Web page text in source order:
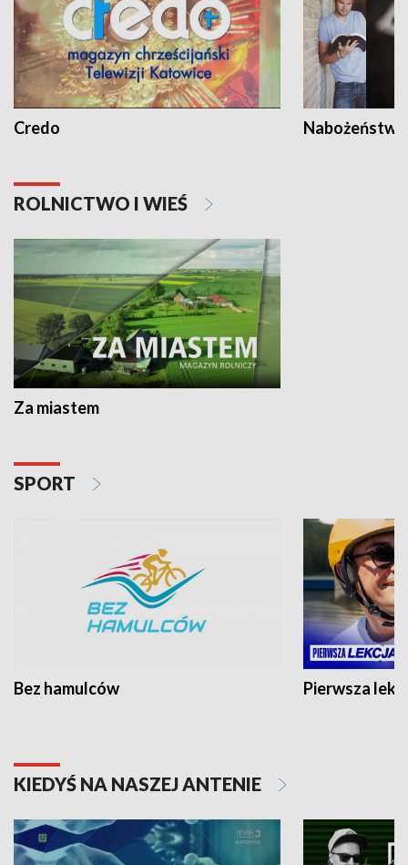
Credo
ROLNICTWO I WIEŚ
Za miastem
SPORT
Bez hamulców Pierwsza
KIEDYŚ NA NASZEJ ANTENIE